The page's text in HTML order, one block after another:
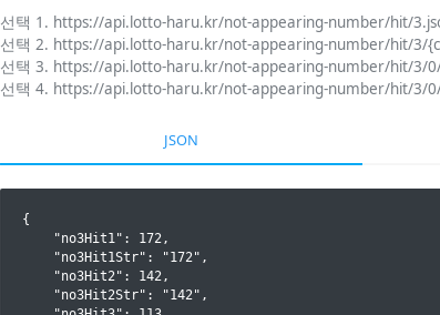
선택 1. https://api.lotto-haru.kr/not-appearing-number/hit/
선택 2. https://api.lotto-haru.kr/not-appearing-number/hit/3/
선택 3. https://api.lotto-haru.kr/not-appearing-number/hit/3/
선택 4. https://api.lotto-haru.kr/not-appearing-number/hit/3/
JSON
{
    "no3Hit1": 172,
    "no3Hit1Str": "172",
    "no3Hit2": 142,
    "no3Hit2Str": "142",